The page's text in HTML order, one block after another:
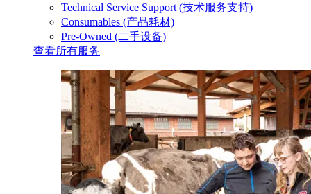
Technical Service Support (技术服务支持)
Consumables (产品耗材)
Pre-Owned (二手设备)
查看所有服务